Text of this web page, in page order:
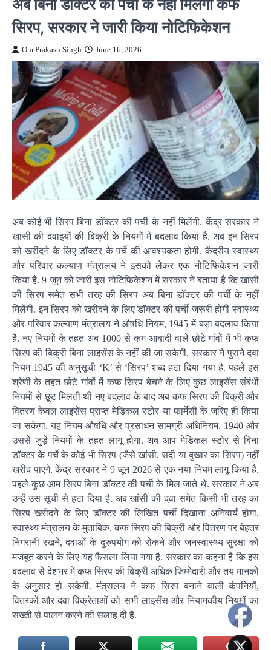
सिरप, सरकार ने जारी किया नोटिफिकेशन
Om Prakash Singh June 16, 2026
अब कोई भी सिरप बिना डॉक्टर की पर्ची के नहीं मिलेंगी. केंद्र सरकार ने
खांसी की दवाइयों की बिक्री के नियमों में बदलाव किया है. अब इन सिरप
को खरीदने के लिए डॉक्टर के पर्चे की आवश्यकता होगी. केंद्रीय स्वास्थ्य
और परिवार कल्याण मंत्रालय ने इसको लेकर एक नोटिफिकेशन जारी
किया है. 9 जून को जारी इस नोटिफिकेशन में सरकार ने बताया है कि खांसी
की सिरप समेत सभी तरह की सिरप अब बिना डॉक्टर की पर्ची के नहीं
मिलेंगी. इन सिरप को खरीदने के लिए डॉक्टर की पर्ची जरूरी होगी स्वास्थ्य
और परिवार कल्याण मंत्रालय ने औषधि नियम, 1945 में बड़ा बदलाव किया
है. नए नियमों के तहत अब 1000 से कम आबादी वाले छोटे गांवों में भी कफ
सिरप की बिक्री बिना लाइसेंस के नहीं की जा सकेगी. सरकार ने पुराने दवा
नियम 1945 की अनुसूची ‘K’ से ‘सिरप’ शब्द हटा दिया गया है. पहले इस
श्रेणी के तहत छोटे गांवों में कफ सिरप बेचने के लिए कुछ लाइसेंस संबंधी
नियमों से छूट मिलती थी नए बदलाव के बाद अब कफ सिरप की बिक्री और
वितरण केवल लाइसेंस प्राप्त मेडिकल स्टोर या फार्मेसी के जरिए ही किया
जा सकेगा. यह नियम औषधि और प्रसाधन सामग्री अधिनियम, 1940 और
उससे जुड़े नियमों के तहत लागू होगा. अब आप मेडिकल स्टोर से बिना
डॉक्टर के पर्चे के कोई भी सिरप (जैसे खांसी, सर्दी या बुखार का सिरप) नहीं
खरीद पाएंगे. केंद्र सरकार ने 9 जून 2026 से एक नया नियम लागू किया है.
पहले कुछ आम सिरप बिना डॉक्टर की पर्ची के मिल जाते थे. सरकार ने अब
उन्हें उस सूची से हटा दिया है. अब खांसी की दवा समेत किसी भी तरह का
सिरप खरीदने के लिए डॉक्टर की लिखित पर्ची दिखाना अनिवार्य होगा.
स्वास्थ्य मंत्रालय के मुताबिक, कफ सिरप की बिक्री और वितरण पर बेहतर
निगरानी रखने, दवाओं के दुरुपयोग को रोकने और जनस्वास्थ्य सुरक्षा को
मजबूत करने के लिए यह फैसला लिया गया है. सरकार का कहना है कि इस
बदलाव से देशभर में कफ सिरप की बिक्री अधिक जिम्मेदारी और तय मानकों
के अनुसार हो सकेगी. मंत्रालय ने कफ सिरप बनाने वाली कंपनियों,
वितरकों और दवा विक्रेताओं को सभी लाइसेंस और नियामकीय नियमों का
सख्ती से पालन करने की सलाह दी है.